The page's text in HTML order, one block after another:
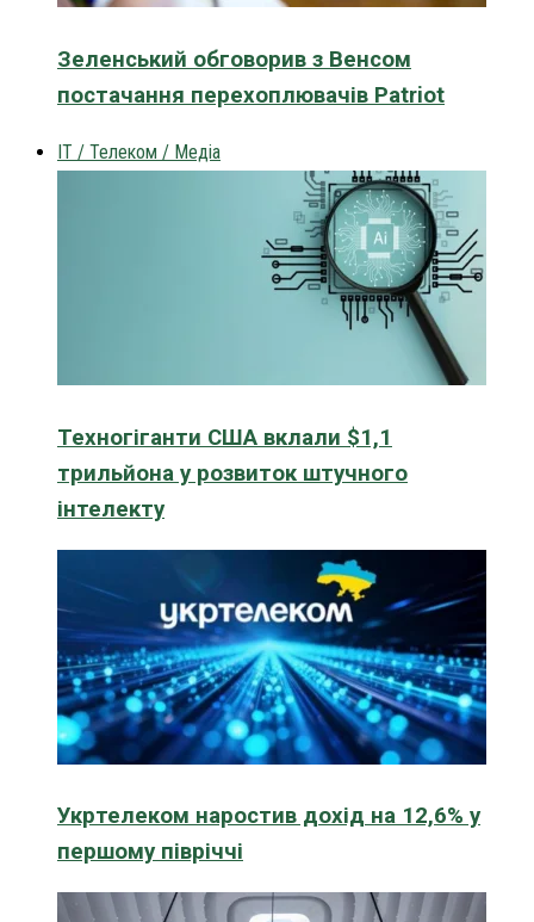
Зеленський обговорив з Венсом
постачання перехоплювачів Patriot
IT / Телеком / Медіа
Техногіганти США вклали $1,1
трильйона у розвиток штучного
інтелекту
Укртелеком наростив дохід на 12,6% у
першому півріччі